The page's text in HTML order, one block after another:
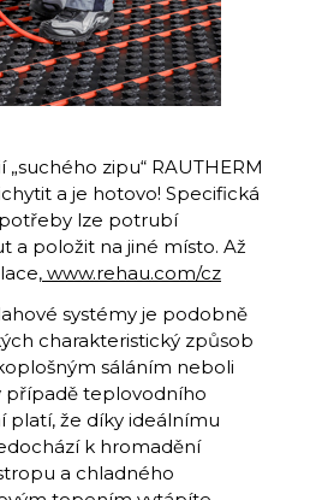
zipu“ RAUTHERM
a je hotovo! Specifická
lze potrubí
a položit na jiné místo. Až
www.rehau.com/cz
systémy je podobně
charakteristický způsob
sáláním neboli
případě teplovodního
že díky ideál­nímu
k hro­madění
a chladného